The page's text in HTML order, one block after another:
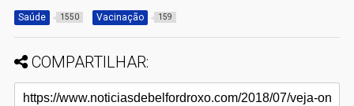
Saúde 1550 Vacinação 159
COMPARTILHAR: